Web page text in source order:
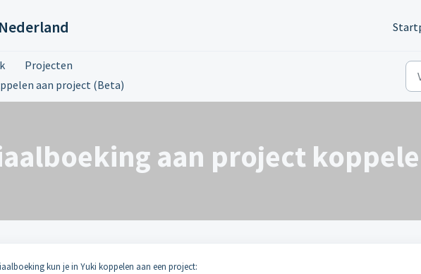
Projecten
aan project (Beta)
aan project
kun je in Yuki koppelen aan een project: